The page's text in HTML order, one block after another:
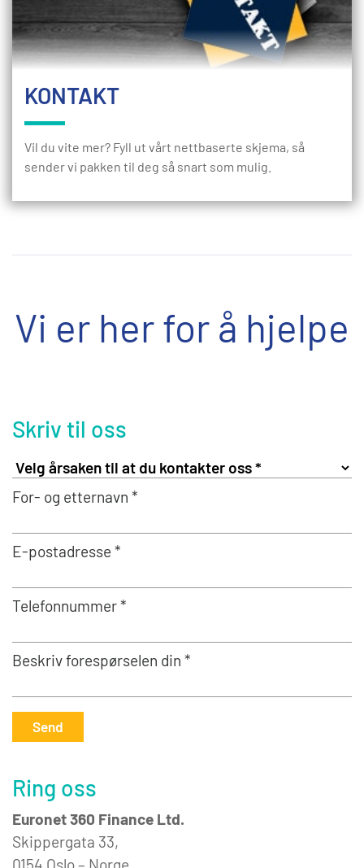
KONTAKT
Vil du vite mer? Fyll ut vårt nettbaserte skjema, så
sender vi pakken til deg så snart som mulig.
Vi er her for å hjelpe
Skriv til oss
For- og etternavn *
E-postadresse *
Telefonnummer *
Beskriv forespørselen din *
Send
Ring oss
Euronet 360 Finance Ltd.
Skippergata 33,